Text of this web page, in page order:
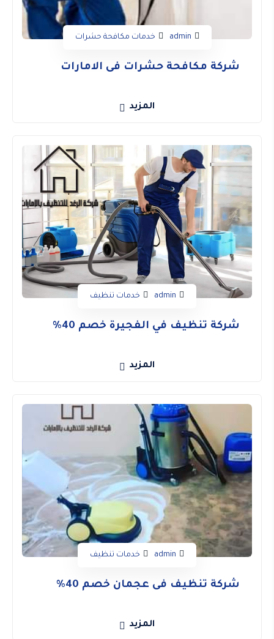
admin خدمات مكافحة حشرات
شركة مكافحة حشرات فى الامارات
المزيد
admin خدمات تنظيف
شركة تنظيف في الفجيرة خصم 40%
المزيد
admin خدمات تنظيف
شركة تنظيف فى عجمان خصم 40%
المزيد